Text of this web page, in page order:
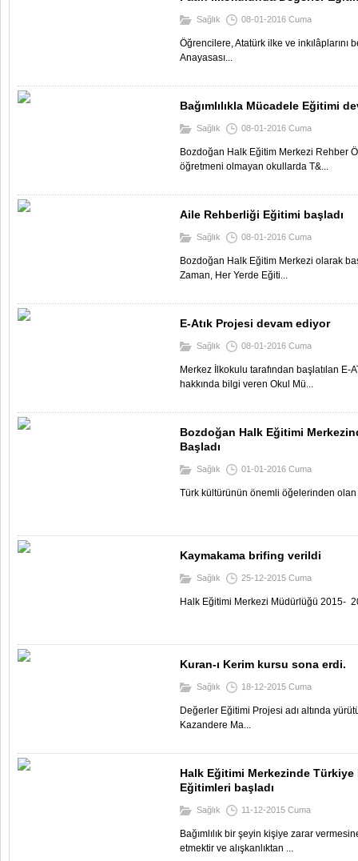
Sağlık 08-01-2016 Cuma
Öğrencilere, Atatürk ilke ve inkılâplarını
Anayasası...
Bağımlılıkla Mücadele Eğitimi
Sağlık 08-01-2016 Cuma
Bozdoğan Halk Eğitim Merkezi Rehber
öğretmeni olmayan okullarda T&...
Aile Rehberliği Eğitimi başladı
Sağlık 08-01-2016 Cuma
Bozdoğan Halk Eğitim Merkezi olarak
Zaman, Her Yerde Eğiti...
E-Atık Projesi devam ediyor
Sağlık 08-01-2016 Cuma
Merkez İlkokulu tarafından başlatılan E-
hakkında bilgi veren Okul Mü...
Bozdoğan Halk Eğitimi
Başladı
Sağlık 01-01-2016 Cuma
Türk kültürünün önemli öğelerinden olan
Kaymakama brifing verildi
Sağlık 25-12-2015 Cuma
Halk Eğitimi Merkezi Müdürlüğü 2015-
Kuran-ı Kerim kursu sona erdi.
Sağlık 18-12-2015 Cuma
Değerler Eğitimi Projesi adı altında
Kazandere Ma...
Halk Eğitimi Merkezinde Türkiye
Eğitimleri başladı
Sağlık 11-12-2015 Cuma
Bağımlılık bir şeyin kişiye zarar
etmektir ve alışkanlıktan ...